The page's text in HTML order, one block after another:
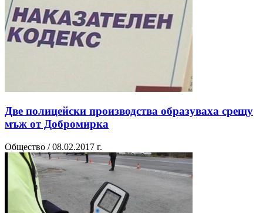
Две полицейски производства образуваха срещу
мъж от Добромирка
Общество / 08.02.2017 г.